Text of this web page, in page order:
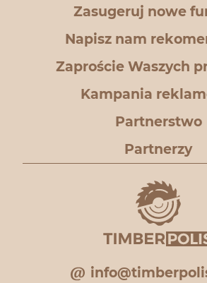
Zasugeruj nowe
Napisz nam
Zaproście Waszych
Kampania
Partnerstwo
Partnerzy